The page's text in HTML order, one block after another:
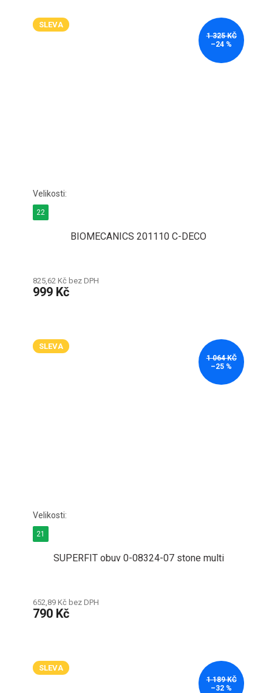
SLEVA
1 325 KČ
–24 %
BIOMECANICS 201110 C-DECO
825,62 Kč bez DPH
999 Kč
22
SLEVA
1 064 KČ
–25 %
SUPERFIT obuv 0-08324-07 stone multi
652,89 Kč bez DPH
790 Kč
21
SLEVA
1 189 KČ
–32 %